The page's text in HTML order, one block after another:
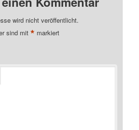
wird nicht veröffentlicht.
sind mit* markiert